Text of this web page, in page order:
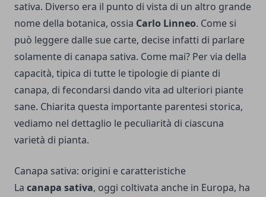
sativa. Diverso era il punto di vista di un altro grande
nome della botanica, ossia Carlo Linneo. Come si
può leggere dalle sue carte, decise infatti di parlare
solamente di canapa sativa. Come mai? Per via della
capacità, tipica di tutte le tipologie di piante di
canapa, di fecondarsi dando vita ad ulteriori piante
sane. Chiarita questa importante parentesi storica,
vediamo nel dettaglio le peculiarità di ciascuna
varietà di pianta.
Canapa sativa: origini e caratteristiche
La canapa sativa, oggi coltivata anche in Europa, ha